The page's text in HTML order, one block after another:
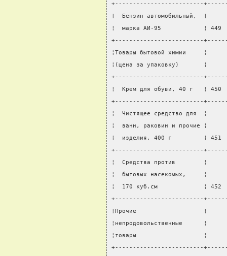
+-------------------------
¦  Бензин
¦  марка АИ-95            ¦
+-------------------------
¦Товары бытовой химии
¦(цена за упаковку)
+-------------------------
¦  Крем для обуви, 40 г
+-------------------------
¦  Чистящее средство
¦  ванн, раковин и
¦  изделия, 400 г
+-------------------------
¦  Средства против
¦  бытовых насекомых,
¦  170 куб.см             ¦
+-------------------------
¦Прочие                   ¦
¦непродовольственные
¦товары                   ¦
+-------------------------